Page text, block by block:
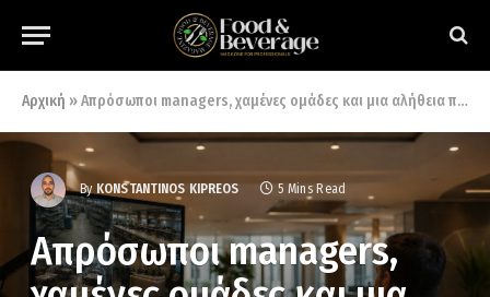
Αρχική »Απρόσωποι managers, χαμένες ομάδες και μια αλήθεια που ο κλάδος αποφεύγει να πει
By KONSTANTINOS KIPREOS 5 Mins Read
Απρόσωποι managers,